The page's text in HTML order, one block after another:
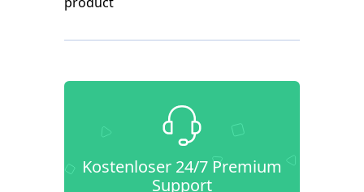
Kostenloser 24/7 Premium
Support